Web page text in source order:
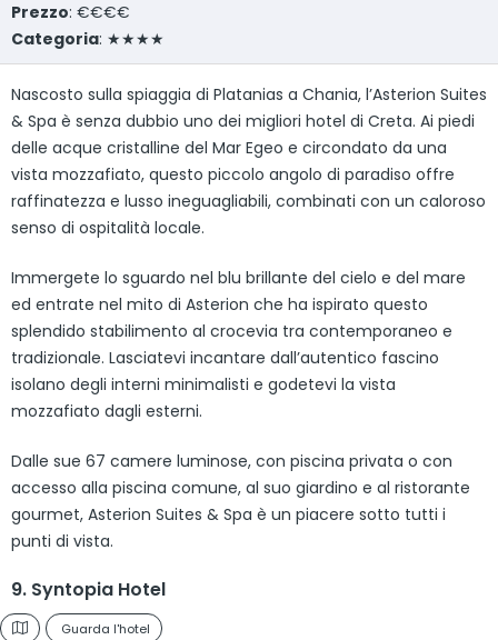
Prezzo: €€€€
Categoria: ★★★★
Nascosto sulla spiaggia di Platanias a Chania, l’Asterion Suites
& Spa è senza dubbio uno dei migliori hotel di Creta. Ai piedi
delle acque cristalline del Mar Egeo e circondato da una
vista mozzafiato, questo piccolo angolo di paradiso offre
raffinatezza e lusso ineguagliabili, combinati con un caloroso
senso di ospitalità locale.
Immergete lo sguardo nel blu brillante del cielo e del mare
ed entrate nel mito di Asterion che ha ispirato questo
splendido stabilimento al crocevia tra contemporaneo e
tradizionale. Lasciatevi incantare dall’autentico fascino
isolano degli interni minimalisti e godetevi la vista
mozzafiato dagli esterni.
Dalle sue 67 camere luminose, con piscina privata o con
accesso alla piscina comune, al suo giardino e al ristorante
gourmet, Asterion Suites & Spa è un piacere sotto tutti i
punti di vista.
9. Syntopia Hotel
Guarda l'hotel